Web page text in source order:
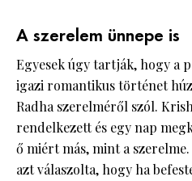
A szerelem ünnepe is
Egyesek úgy tartják, hogy a
igazi romantikus történet
Radha szerelméről szól.
rendelkezett és egy nap
ő miért más, mint a
azt válaszolta, hogy ha